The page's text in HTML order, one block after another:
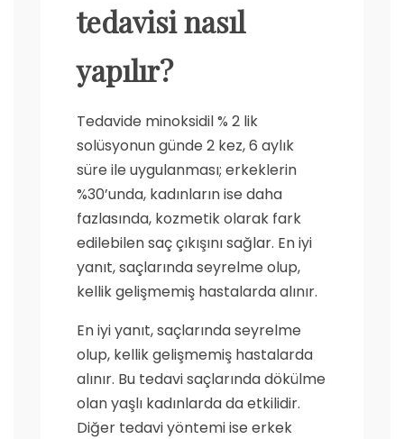
tedavisi nasıl
yapılır?
Tedavide minoksidil % 2 lik
solüsyonun günde 2 kez, 6 aylık
süre ile uygulanması; erkeklerin
%30’unda, kadınların ise daha
fazlasında, kozmetik olarak fark
edilebilen saç çıkışını sağlar. En iyi
yanıt, saçlarında seyrelme olup,
kellik gelişmemiş hastalarda alınır.
En iyi yanıt, saçlarında seyrelme
olup, kellik gelişmemiş hastalarda
alınır. Bu tedavi saçlarında dökülme
olan yaşlı kadınlarda da etkilidir.
Diğer tedavi yöntemi ise erkek